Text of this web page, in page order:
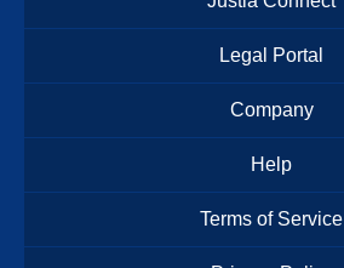
Legal Portal
Company
Help
Terms of Service